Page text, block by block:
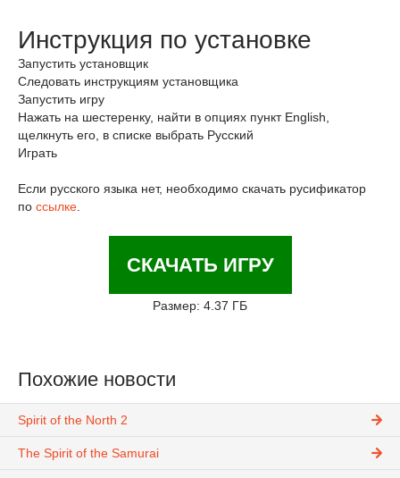
Инструкция по установке
Запустить установщик
Следовать инструкциям установщика
Запустить игру
Нажать на шестеренку, найти в опциях пункт English,
щелкнуть его, в списке выбрать Русский
Играть
Если русского языка нет, необходимо скачать русификатор
по ссылке.
СКАЧАТЬ ИГРУ
Размер: 4.37 ГБ
Похожие новости
Spirit of the North 2
The Spirit of the Samurai